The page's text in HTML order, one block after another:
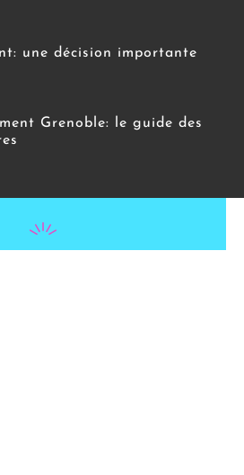
une décision importante
Grenoble: le guide des